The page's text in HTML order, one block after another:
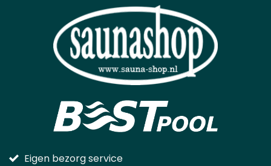
Eigen bezorg service